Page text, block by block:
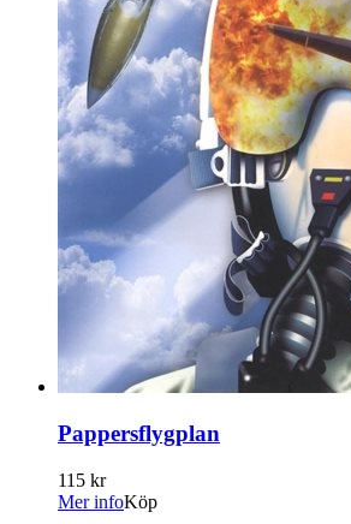
Pappersflygplan
115 kr
Mer infoKöp